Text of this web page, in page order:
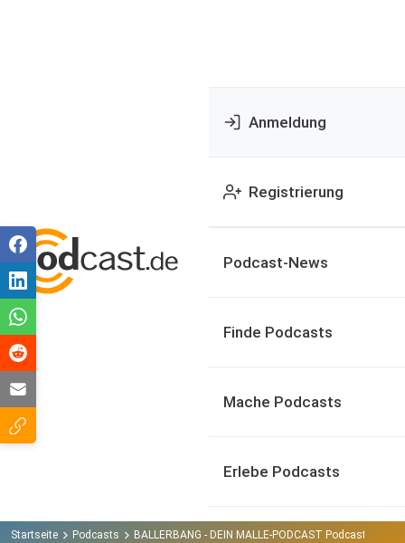
Anmeldung
Registrierung
Podcast-News
Finde Podcasts
Mache Podcasts
Erlebe Podcasts
Startseite Podcasts BALLERBANG - DEIN MALLE-PODCAST Podcast